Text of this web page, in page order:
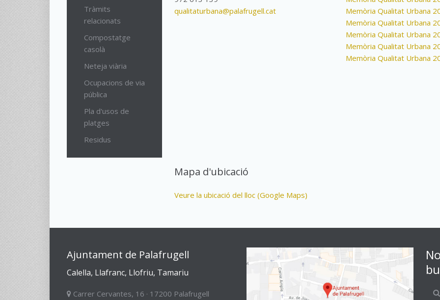
qualitaturbana@palafrugell.cat
Memòria Qualitat Urbana
Memòria Qualitat Urbana
Memòria Qualitat Urbana
Memòria Qualitat Urbana
Memòria Qualitat Urbana
Mapa d'ubicació
Veure la ubicació del lloc (Google Maps)
Tràmits
relacionats
Compostatge
casolà
Neteja viària
Ocupacions de via
pública
Pla d'usos de
platges
Residus
Ajuntament de Palafrugell
Calella, Llafranc, Llofriu, Tamariu
Carrer Cervantes, 16 · 17200 Palafrugell